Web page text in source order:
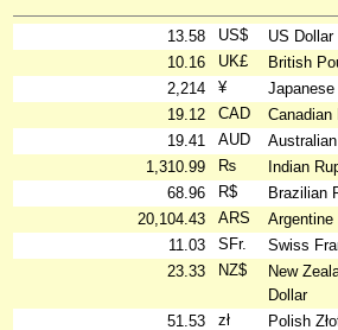
13.58 US$
US Dollar
10.16
UK£
British
2,214
¥
Japanese
19.12
CAD
Canadian
19.41
AUD
1,310.99
₨
Indian
68.96
R$
Brazilian
20,104.43
ARS
Argentine
11.03
SFr.
Swiss
23.33
NZ$
New
Dollar
51.53
zł
Polish